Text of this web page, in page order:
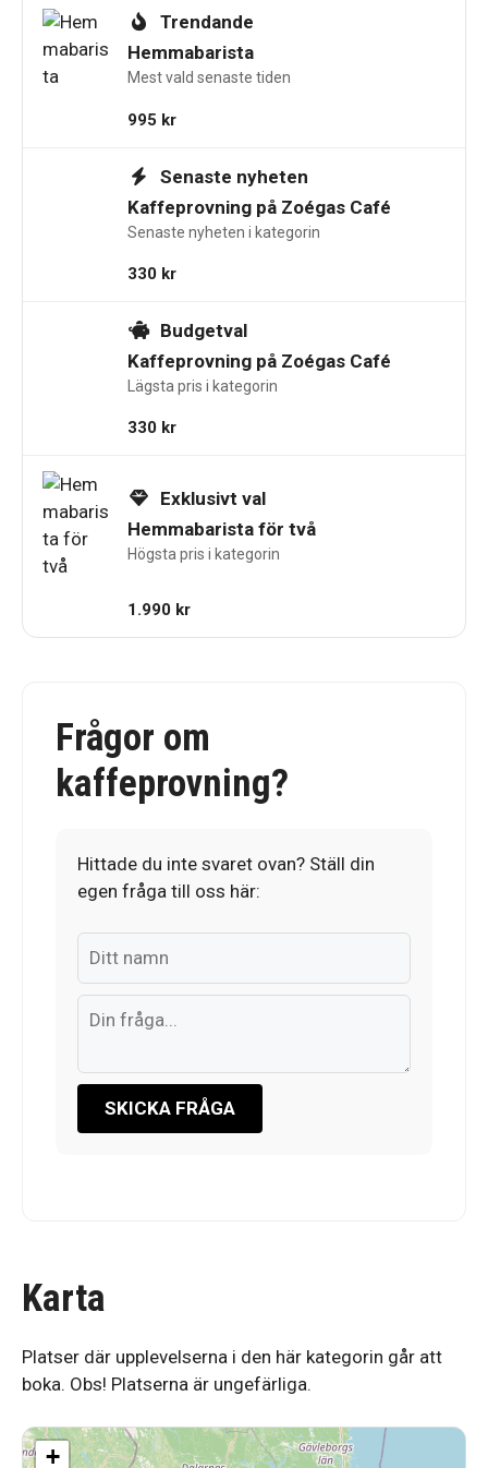
Trendande
Hemmabarista
Mest vald senaste tiden
995 kr
Senaste nyheten
Kaffeprovning på Zoégas Café
Senaste nyheten i kategorin
330 kr
Budgetval
Kaffeprovning på Zoégas Café
Lägsta pris i kategorin
330 kr
Exklusivt val
Hemmabarista för två
Högsta pris i kategorin
1.990 kr
Frågor om
kaffeprovning?
Hittade du inte svaret ovan? Ställ din
egen fråga till oss här:
SKICKA FRÅGA
Karta
Platser där upplevelserna i den här kategorin går att
boka. Obs! Platserna är ungefärliga.
+